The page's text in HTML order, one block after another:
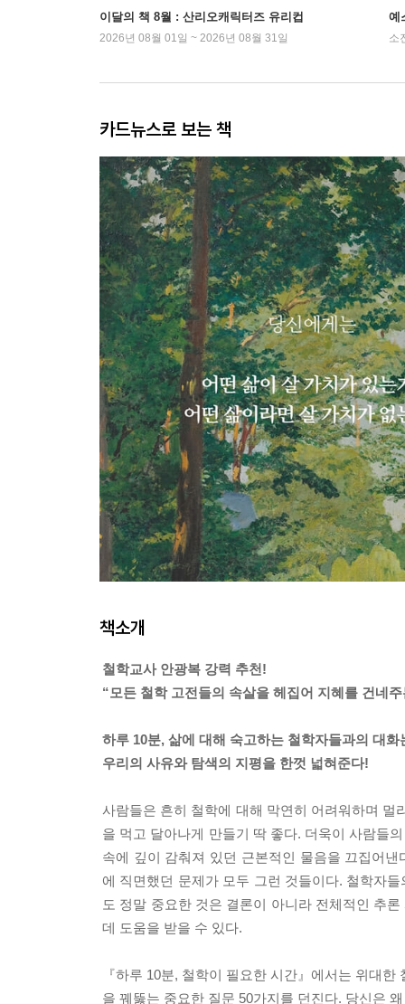
이달의 책 8월 : 산리오캐릭터즈 유리컵
2026년 08월 01일 ~ 2026년 08월 31일
예
소
카드뉴스로 보는 책
책소개
철학교사 안광복 강력 추천!
“모든 철학 고전들의 속살을 헤집어 지혜를 건네
하루 10분, 삶에 대해 숙고하는 철학자들과의 대화
우리의 사유와 탐색의 지평을 한껏 넓혀준다!
사람들은 흔히 철학에 대해 막연히 어려워하며
을 먹고 달아나게 만들기 딱 좋다. 더욱이 사람들
속에 깊이 감춰져 있던 근본적인 물음을 끄집어
에 직면했던 문제가 모두 그런 것들이다. 철학자
도 정말 중요한 것은 결론이 아니라 전체적인 추
데 도움을 받을 수 있다.
『하루 10분, 철학이 필요한 시간』에서는 위대
을 꿰뚫는 중요한 질문 50가지를 던진다. 당신은